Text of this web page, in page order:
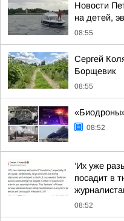
Новости
на детей,
08:55
Сергей
Борщевик
08:55
08:52
‘Их уже
посадит в
08:52